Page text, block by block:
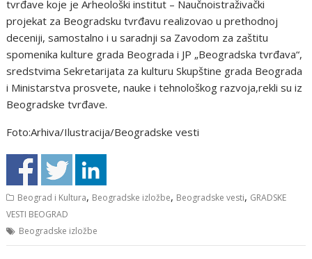
tvrđave koje je Arheološki institut – Naučnoistraživački
projekat za Beogradsku tvrđavu realizovao u prethodnoj
deceniji, samostalno i u saradnji sa Zavodom za zaštitu
spomenika kulture grada Beograda i JP „Beogradska tvrđava“,
sredstvima Sekretarijata za kulturu Skupštine grada Beograda
i Ministarstva prosvete, nauke i tehnološkog razvoja,rekli su iz
Beogradske tvrđave.
Foto:Arhiva/Ilustracija/Beogradske vesti
Beograd i Kultura, Beogradske izložbe, Beogradske vesti, GRADSKE
VESTI BEOGRAD
Beogradske izložbe